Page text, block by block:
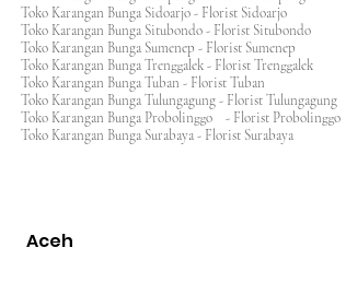
Toko Karangan Bunga Sidoarjo - Florist Sidoarjo
Toko Karangan Bunga Situbondo - Florist Situbondo
Toko Karangan Bunga Sumenep - Florist Sumenep
Toko Karangan Bunga Trenggalek - Florist Trenggalek
Toko Karangan Bunga Tuban - Florist Tuban
Toko Karangan Bunga Tulungagung - Florist Tulungagung
Toko Karangan Bunga Probolinggo - Florist Probolinggo
Toko Karangan Bunga Surabaya - Florist Surabaya
Aceh